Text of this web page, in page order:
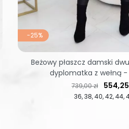
-25%
36 38 40 42 44
Cena regularna
739,00 zł Cena
554,25
Beżowy płaszcz damski
dyplomatka z wełną